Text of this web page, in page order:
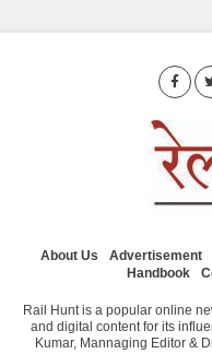
About Us Advertisement
Handbook
Rail Hunt is a popular online
and digital content for its
Kumar, Mannaging Editor &